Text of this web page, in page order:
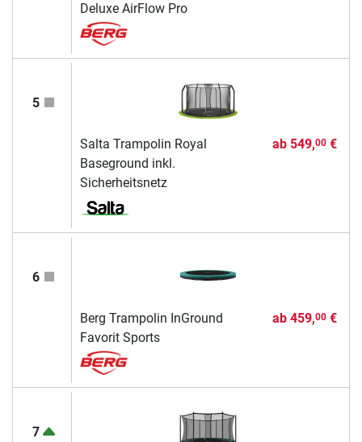
Deluxe AirFlow Pro
5
Salta Trampolin Royal
Baseground inkl.
Sicherheitsnetz
ab 549,00€
6
Berg Trampolin InGround
Favorit Sports
ab 459,00€
7